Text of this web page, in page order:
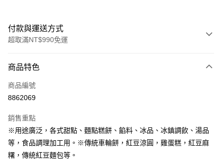
付款與運送方式
超取滿NT$990免運
信用卡一次付款
超商取貨付款
Apple Pay
街口支付
商品特色
商品編號
8862069
銷售重點
※用途廣泛，各式甜點、麵點糕餅、餡料、冰品、冰鎮調飲、湯品
等，食品調理加工用。※傳統車輪餅，紅豆涼圓，雞蛋糕，紅豆麻
糬，傳統紅豆麵包等。